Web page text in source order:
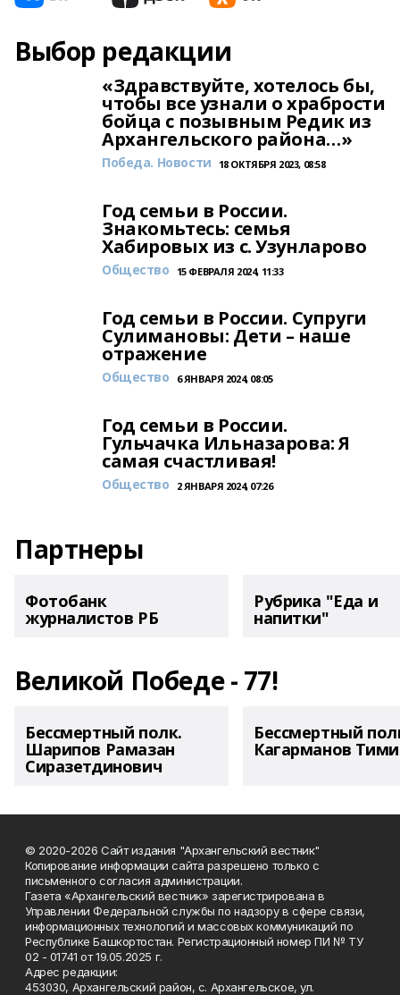
Выбор редакции
«Здравствуйте, хотелось бы,
чтобы все узнали о храбрости
бойца с позывным Редик из
Архангельского района…»
Победа. Новости 18 ОКТЯБРЯ 2023, 08:58
Год семьи в России.
Знакомьтесь: семья
Хабировых из с. Узунларово
Общество 15 ФЕВРАЛЯ 2024, 11:33
Год семьи в России. Супруги
Сулимановы: Дети – наше
отражение
Общество 6 ЯНВАРЯ 2024, 08:05
Год семьи в России.
Гульчачка Ильназарова: Я
самая счастливая!
Общество 2 ЯНВАРЯ 2024, 07:26
Партнеры
Фотобанк
журналистов РБ
Рубрика "Еда и
напитки"
Великой Победе - 77!
Бессмертный полк.
Шарипов Рамазан
Сиразетдинович
Бессмертный
Кагарманов
© 2020-2026 Сайт издания "Архангельский вестник"
Копирование информации сайта разрешено только с
письменного согласия администрации.
Газета «Архангельский вестник» зарегистрирована в
Управлении Федеральной службы по надзору в сфере связи,
информационных технологий и массовых коммуникаций по
Республике Башкортостан. Регистрационный номер ПИ № ТУ
02 - 01741 от 19.05.2025 г.
Адрес редакции:
453030, Архангельский район, с. Архангельское, ул.